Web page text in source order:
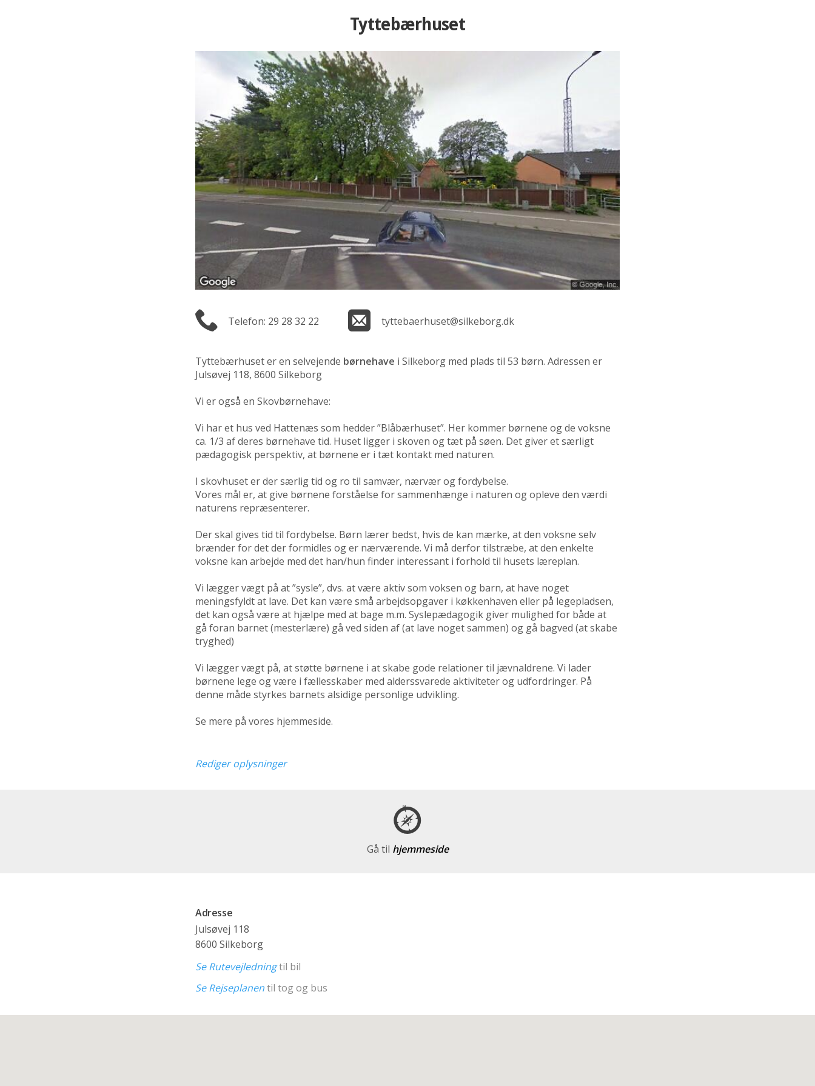
Tyttebærhuset
Telefon: 29 28 32 22 tyttebaerhuset@silkeborg.dk
Tyttebærhuset er en selvejende børnehave i Silkeborg med plads til 53 børn. Adressen er
Julsøvej 118, 8600 Silkeborg
Vi er også en Skovbørnehave:
Vi har et hus ved Hattenæs som hedder ”Blåbærhuset”. Her kommer børnene og de voksne
ca. 1/3 af deres børnehave tid. Huset ligger i skoven og tæt på søen. Det giver et særligt
pædagogisk perspektiv, at børnene er i tæt kontakt med naturen.
I skovhuset er der særlig tid og ro til samvær, nærvær og fordybelse.
Vores mål er, at give børnene forståelse for sammenhænge i naturen og opleve den værdi
naturens repræsenterer.
Der skal gives tid til fordybelse. Børn lærer bedst, hvis de kan mærke, at den voksne selv
brænder for det der formidles og er nærværende. Vi må derfor tilstræbe, at den enkelte
voksne kan arbejde med det han/hun finder interessant i forhold til husets læreplan.
Vi lægger vægt på at ”sysle”, dvs. at være aktiv som voksen og barn, at have noget
meningsfyldt at lave. Det kan være små arbejdsopgaver i køkkenhaven eller på legepladsen,
det kan også være at hjælpe med at bage m.m. Syslepædagogik giver mulighed for både at
gå foran barnet (mesterlære) gå ved siden af (at lave noget sammen) og gå bagved (at skabe
tryghed)
Vi lægger vægt på, at støtte børnene i at skabe gode relationer til jævnaldrene. Vi lader
børnene lege og være i fællesskaber med alderssvarede aktiviteter og udfordringer. På
denne måde styrkes barnets alsidige personlige udvikling.
Se mere på vores hjemmeside.
Rediger oplysninger
Gå til hjemmeside
Adresse
Julsøvej 118
8600 Silkeborg
Se Rutevejledningtil bil
Se Rejseplanentil tog og bus